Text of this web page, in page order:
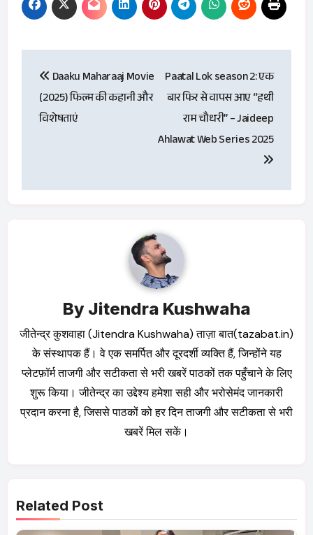
navigation
Daaku Maharaaj Movie
(2025) फिल्म की कहानी और
विशेषताएं
Paatal Lok season 2: एक
बार फिर से वापस आए “हथी
राम चौधरी” – Jaideep
Ahlawat Web Series 2025
By Jitendra Kushwaha
जीतेन्द्र कुशवाहा (Jitendra Kushwaha) ताज़ा बात(tazabat.in)
के संस्थापक हैं। वे एक समर्पित और दूरदर्शी व्यक्ति हैं, जिन्होंने यह
प्लेटफ़ॉर्म ताजगी और सटीकता से भरी खबरें पाठकों तक पहुँचाने के लिए
शुरू किया। जीतेन्द्र का उद्देश्य हमेशा सही और भरोसेमंद जानकारी
प्रदान करना है, जिससे पाठकों को हर दिन ताजगी और सटीकता से भरी
खबरें मिल सकें।
Related Post